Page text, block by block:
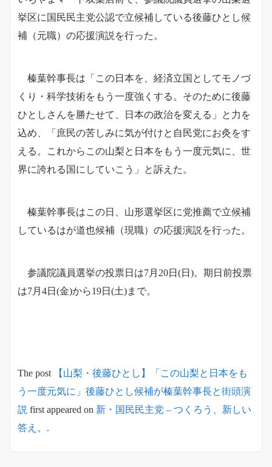
挙区に国民民主党公認で立候補している後藤ひとし候
補（元職）の応援演説を行った。
榛葉幹事長は「この日本を、経済立国としてモノづ
くり・科学技術をもう一度強くする。そのために後藤
ひとしさんを勝たせて、日本の政治を変える」と力を
込め、「庶民の苦しみに気が付けと自民党にお灸をす
える。これからこの山梨と日本をもう一度元気に、世
界に誇れる国にしていこう」と訴えた。
榛葉幹事長はこの日、山形選挙区に党推薦で立候補
しているはが道也候補（現職）の応援演説を行った。
参議院議員選挙の投票日は7月20日(日)。期日前投票
は7月4日(金)から19日(土)まで。
The post
【山梨・後藤ひとし】「この山梨と日本をも
う一度元気に」後藤ひとし候補が榛葉幹事長と街頭演
説 first appeared on 新・国民民主党 – つくろう、新しい
答え。 .